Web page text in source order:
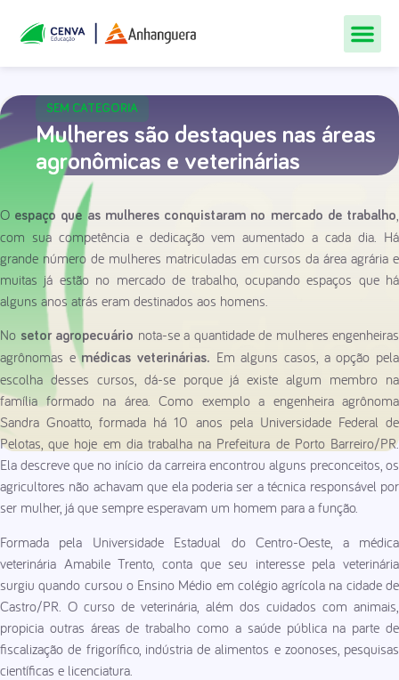
SEM CATEGORIA
Mulheres são destaques nas áreas
agronômicas e veterinárias
O espaço que as mulheres conquistaram no mercado de trabalho,
com sua competência e dedicação vem aumentado a cada dia. Há
grande número de mulheres matriculadas em cursos da área agrária e
muitas já estão no mercado de trabalho, ocupando espaços que há
alguns anos atrás eram destinados aos homens.
No setor agropecuário nota-se a quantidade de mulheres engenheiras
agrônomas emédicas veterinárias. Em alguns casos, a opção pela
escolha desses cursos, dá-se porque já existe algum membro na
família formado na área. Como exemplo a engenheira agrônoma
Sandra Gnoatto, formada há 10 anos pela Universidade Federal de
Pelotas, que hoje em dia trabalha na Prefeitura de Porto Barreiro/PR.
Ela descreve que no início da carreira encontrou alguns preconceitos, os
agricultores não achavam que ela poderia ser a técnica responsável por
ser mulher, já que sempre esperavam um homem para a função.
Formada pela Universidade Estadual do Centro-Oeste, a médica
veterinária Amabile Trento, conta que seu interesse pela veterinária
surgiu quando cursou o Ensino Médio em colégio agrícola na cidade de
Castro/PR. O curso de veterinária, além dos cuidados com animais,
propicia outras áreas de trabalho como a saúde pública na parte de
fiscalização de frigorífico, indústria de alimentos e zoonoses, pesquisas
científicas e licenciatura.